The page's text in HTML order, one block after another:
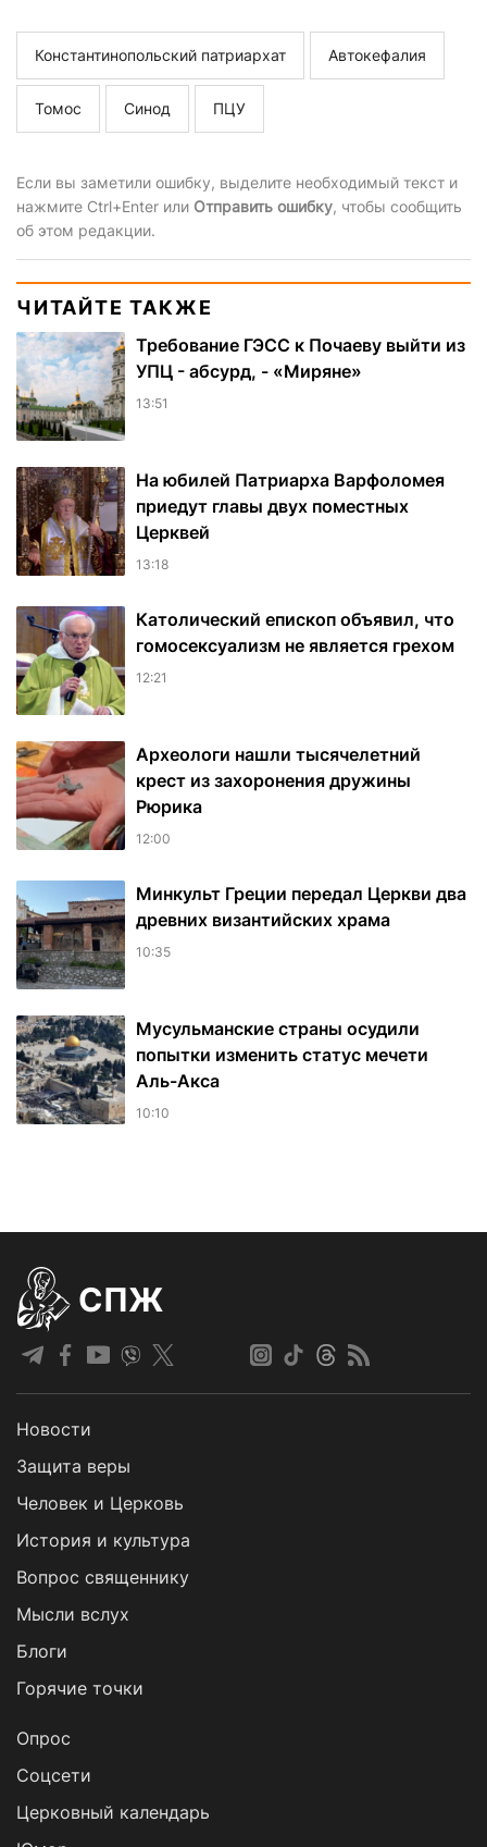
Константинопольский патриархат Автокефалия
Томос Синод ПЦУ
Если вы заметили ошибку, выделите необходимый текст и
нажмите Ctrl+Enter или Отправить ошибку, чтобы сообщить
об этом редакции.
ЧИТАЙТЕ ТАКЖЕ
Требование ГЭСС к Почаеву выйти из
УПЦ - абсурд, - «Миряне»
13:51
На юбилей Патриарха Варфоломея
приедут главы двух поместных
Церквей
13:18
Католический епископ объявил, что
гомосексуализм не является грехом
12:21
Археологи нашли тысячелетний
крест из захоронения дружины
Рюрика
12:00
Минкульт Греции передал Церкви два
древних византийских храма
10:35
Мусульманские страны осудили
попытки изменить статус мечети
Аль-Акса
10:10
СПЖ
Новости
Защита веры
Человек и Церковь
История и культура
Вопрос священнику
Мысли вслух
Блоги
Горячие точки
Опрос
Cоцсети
Церковный календарь